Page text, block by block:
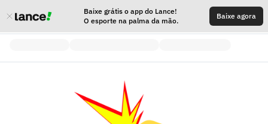
Baixe grátis o app do Lance!
O esporte na palma da mão.
Baixe agora